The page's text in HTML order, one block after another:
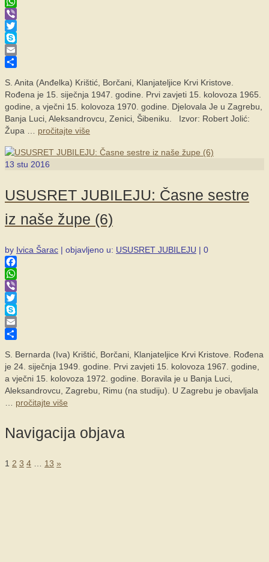
WhatsApp
Viber
Twitter
Skype
Email
S. Anita (Anđelka) Krištić, Borčani, Klanjateljice Krvi Kristove.
Rođena je 15. siječnja 1947. godine. Prvi zavjeti 15. kolovoza 1965.
godine, a vječni 15. kolovoza 1970. godine. Djelovala Je u Zagrebu,
Banja Luci, Aleksandrovcu, Zenici, Šibeniku. Izvor: Robert Jolić:
Župa … pročitajte više
13 stu 2016
USUSRET JUBILEJU: Časne sestre
iz naše župe (6)
by Ivica Šarac | objavljeno u: USUSRET JUBILEJU | 0
Facebook
WhatsApp
Viber
Twitter
Skype
Email
S. Bernarda (Iva) Krištić, Borčani, Klanjateljice Krvi Kristove. Rođena
je 24. siječnja 1949. godine. Prvi zavjeti 15. kolovoza 1967. godine,
a vječni 15. kolovoza 1972. godine. Boravila je u Banja Luci,
Aleksandrovcu, Zagrebu, Rimu (na studiju). U Zagrebu je obavljala
pročitajte više
Navigacija objava
1 2 3 4 13 »